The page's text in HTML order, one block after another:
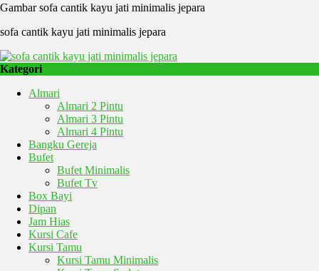
Gambar sofa cantik kayu jati minimalis jepara
sofa cantik kayu jati minimalis jepara
Kategori
Almari
Almari 2 Pintu
Almari 3 Pintu
Almari 4 Pintu
Bangku Gereja
Bufet
Bufet Minimalis
Bufet Tv
Box Bayi
Dipan
Jam Hias
Kursi Cafe
Kursi Tamu
Kursi Tamu Minimalis